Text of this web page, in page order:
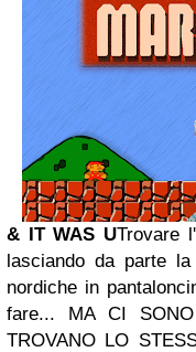
& IT WAS UTrovare
lasciando da parte
nordiche in
fare... MA CI
TROVANO LO